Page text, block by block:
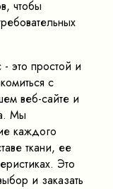
чтобы
- это простой и
с
веб-сайте и
Мы
каждого
ткани, ее
Это
и заказать